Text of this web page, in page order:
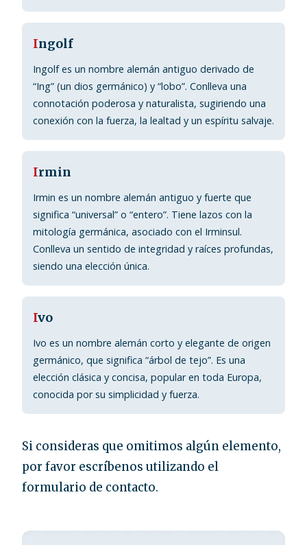
Ingolf
Ingolf es un nombre alemán antiguo derivado de
“Ing” (un dios germánico) y “lobo”. Conlleva una
connotación poderosa y naturalista, sugiriendo una
conexión con la fuerza, la lealtad y un espíritu salvaje.
Irmin
Irmin es un nombre alemán antiguo y fuerte que
significa “universal” o “entero”. Tiene lazos con la
mitología germánica, asociado con el Irminsul.
Conlleva un sentido de integridad y raíces profundas,
siendo una elección única.
Ivo
Ivo es un nombre alemán corto y elegante de origen
germánico, que significa “árbol de tejo”. Es una
elección clásica y concisa, popular en toda Europa,
conocida por su simplicidad y fuerza.
Si consideras que omitimos algún elemento,
por favor escríbenos utilizando el
formulario de contacto.